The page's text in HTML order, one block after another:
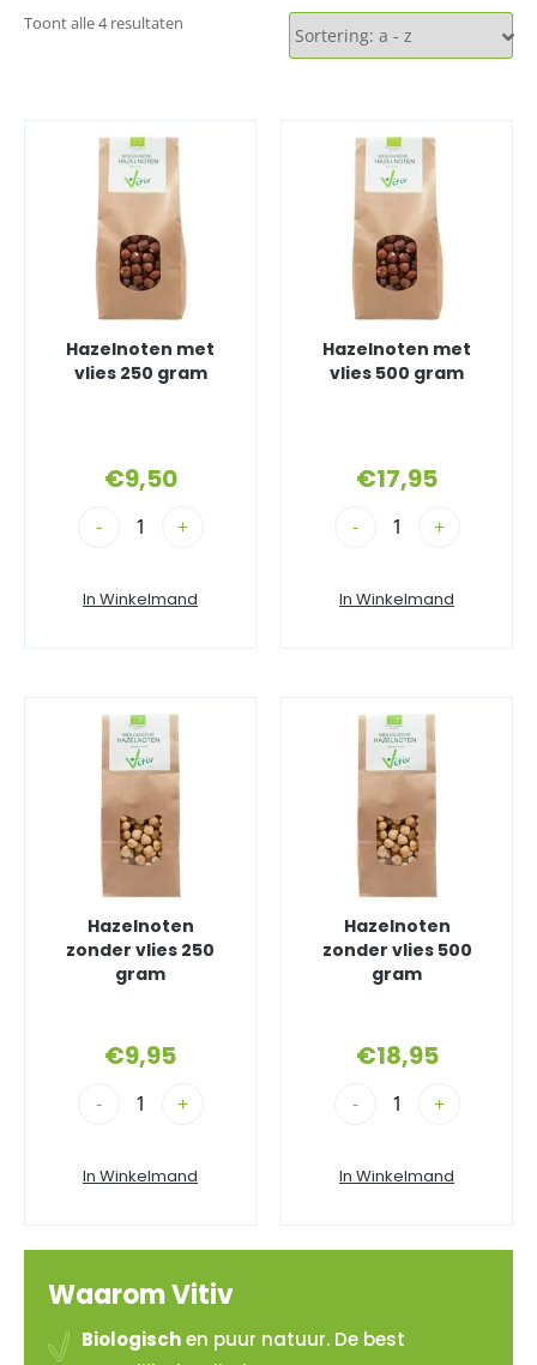
Toont alle 4 resultaten
Hazelnoten met
vlies 250 gram
€9,50
- +
In Winkelmand
Hazelnoten met
vlies 500 gram
€17,95
- +
In Winkelmand
Hazelnoten
zonder vlies 250
gram
€9,95
- +
In Winkelmand
Hazelnoten
zonder vlies 500
gram
€18,95
- +
In Winkelmand
Waarom Vitiv
Biologischen puur natuur. De best